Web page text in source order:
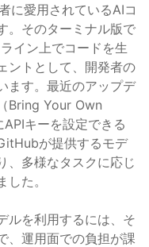
に愛用されているAIコ
。そのターミナル版で
イン上でコードを生
ントとして、開発者の
ます。最近のアップデ
Bring Your Own
キーを設定できる
が提供するモデ
、多様なタスクに応じ
た。
ルを利用するには、そ
、運用面での負担が課